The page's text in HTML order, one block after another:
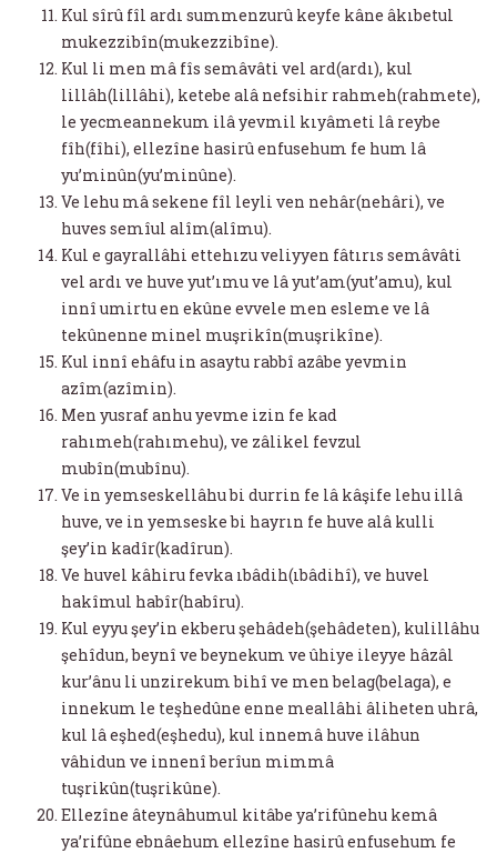
Kul sîrû fîl ardı summenzurû keyfe kâne âkıbetul
mukezzibîn(mukezzibîne).
Kul li men mâ fîs semâvâti vel ard(ardı), kul
lillâh(lillâhi), ketebe alâ nefsihir rahmeh(rahmete),
le yecmeannekum ilâ yevmil kıyâmeti lâ reybe
fîh(fîhi), ellezîne hasirû enfusehum fe hum lâ
yu’minûn(yu’minûne).
Ve lehu mâ sekene fîl leyli ven nehâr(nehâri), ve
huves semîul alîm(alîmu).
Kul e gayrallâhi ettehızu veliyyen fâtırıs semâvâti
vel ardı ve huve yut’ımu ve lâ yut’am(yut’amu), kul
innî umirtu en ekûne evvele men esleme ve lâ
tekûnenne minel muşrikîn(muşrikîne).
Kul innî ehâfu in asaytu rabbî azâbe yevmin
azîm(azîmin).
Men yusraf anhu yevme izin fe kad
rahımeh(rahımehu), ve zâlikel fevzul
mubîn(mubînu).
Ve in yemseskellâhu bi durrin fe lâ kâşife lehu illâ
huve, ve in yemseske bi hayrın fe huve alâ kulli
şey’in kadîr(kadîrun).
Ve huvel kâhiru fevka ıbâdih(ıbâdihî), ve huvel
hakîmul habîr(habîru).
Kul eyyu şey’in ekberu şehâdeh(şehâdeten), kulillâhu
şehîdun, beynî ve beynekum ve ûhiye ileyye hâzâl
kur’ânu li unzirekum bihî ve men belag(belaga), e
innekum le teşhedûne enne meallâhi âliheten uhrâ,
kul lâ eşhed(eşhedu), kul innemâ huve ilâhun
vâhidun ve innenî berîun mimmâ
tuşrikûn(tuşrikûne).
Ellezîne âteynâhumul kitâbe ya’rifûnehu kemâ
ya’rifûne ebnâehum ellezîne hasirû enfusehum fe